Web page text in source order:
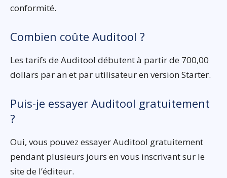
conformité.
Combien coûte Auditool ?
Les tarifs de Auditool débutent à partir de 700,00
dollars par an et par utilisateur en version Starter.
Puis-je essayer Auditool gratuitement
?
Oui, vous pouvez essayer Auditool gratuitement
pendant plusieurs jours en vous inscrivant sur le
site de l’éditeur.